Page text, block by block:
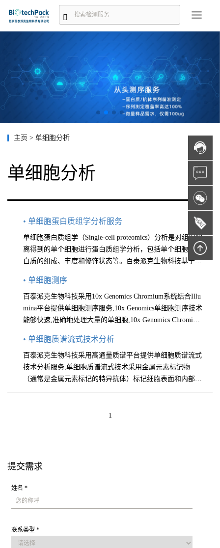
主页 > 单细胞分析
单细胞分析
• 单细胞蛋白质组学分析服务
单细胞蛋白质组学（Single-cell proteomics）分析是对组织解
离得到的单个细胞进行蛋白质组学分析，包括单个细胞内蛋
白质的组成、丰度和修饰状态等。百泰派克生物科技基于Th
TOF HT设备，并配备
• 单细胞测序
百泰派克生物科技采用10x Genomics Chromium系统结合Illu
mina平台提供单细胞测序服务,10x Genomics单细胞测序技术
能够快速,准确地处理大量的单细胞,10x Genomics Chromium
独立测序分析实验
• 单细胞质谱流式技术分析
百泰派克生物科技采用高通量质谱平台提供单细胞质谱流式
技术分析服务,单细胞质谱流式技术采用金属元素标记物
（通常是金属元素标记的特异抗体）标记细胞表面和内部的
1
提交需求
姓名 *
联系类型 *